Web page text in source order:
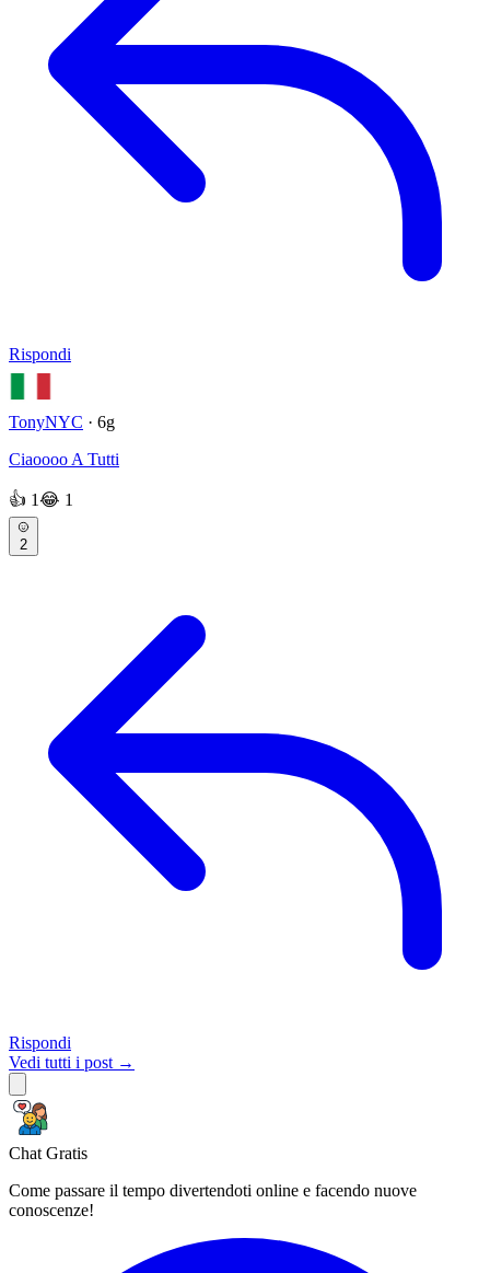
Rispondi
TonyNYC · 6g
Ciaoooo A Tutti
👍 1😂 1
2
Rispondi
Vedi tutti i post →
Chat Gratis
Come passare il tempo divertendoti online e facendo nuove
conoscenze!